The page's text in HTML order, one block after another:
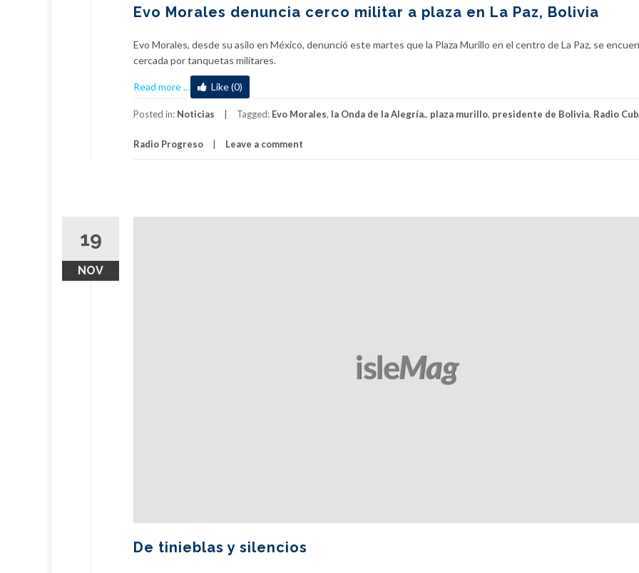
m
i
s
s
Evo Morales denuncia cerco militar a plaza en La Paz, Bolivia
Evo Morales, desde su asilo en México, denunció este martes que la Plaza Murillo en el centro de La Paz, se
cercada por tanquetas militares.
Read more
about
Evo
Morales
cerco
… Like (0)
Posted in: Noticias Tagged: Evo Morales, la Onda de la Alegría., plaza murillo, presidente de Bolivia, Radio
Radio Progreso Leave a comment
19
NOV
De tinieblas y silencios